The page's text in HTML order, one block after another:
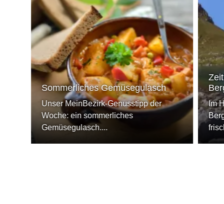
Sommerliches Gemüsegulasch
Unser MeinBezirk-Genusstipp der
Woche: ein sommerliches
Gemüsegulasch....
Im